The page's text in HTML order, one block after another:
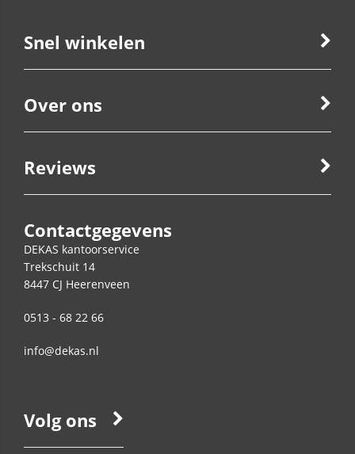
Snel winkelen
Over ons
Reviews
Contactgegevens
DEKAS kantoorservice
Trekschuit 14
8447 CJ Heerenveen
0513 - 68 22 66
info@dekas.nl
Volg ons